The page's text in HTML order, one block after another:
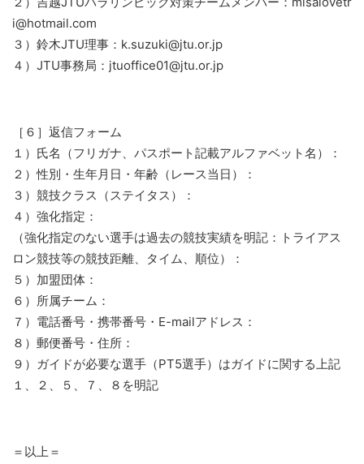
i@hotmail.com
３）鈴木JTU理事：k.suzuki@jtu.or.jp
４）JTU事務局：jtuoffice01@jtu.or.jp
［６］返信フォーム
１）氏名（フリガナ、パスポート記載アルファベット名）：
２）性別・生年月日・年齢（レース当日）：
３）競技クラス（ステイタス）：
４）強化指定：
（強化指定のない選手は過去の競技実績を明記：トライアス
ロン競技等の競技距離、タイム、順位）：
５）加盟団体：
６）所属チーム：
７）電話番号・携帯番号・E-mailアドレス：
８）郵便番号・住所：
９）ガイドが必要な選手（PT5選手）はガイドに関する上記
１、２、５、７、８を明記
＝以上＝